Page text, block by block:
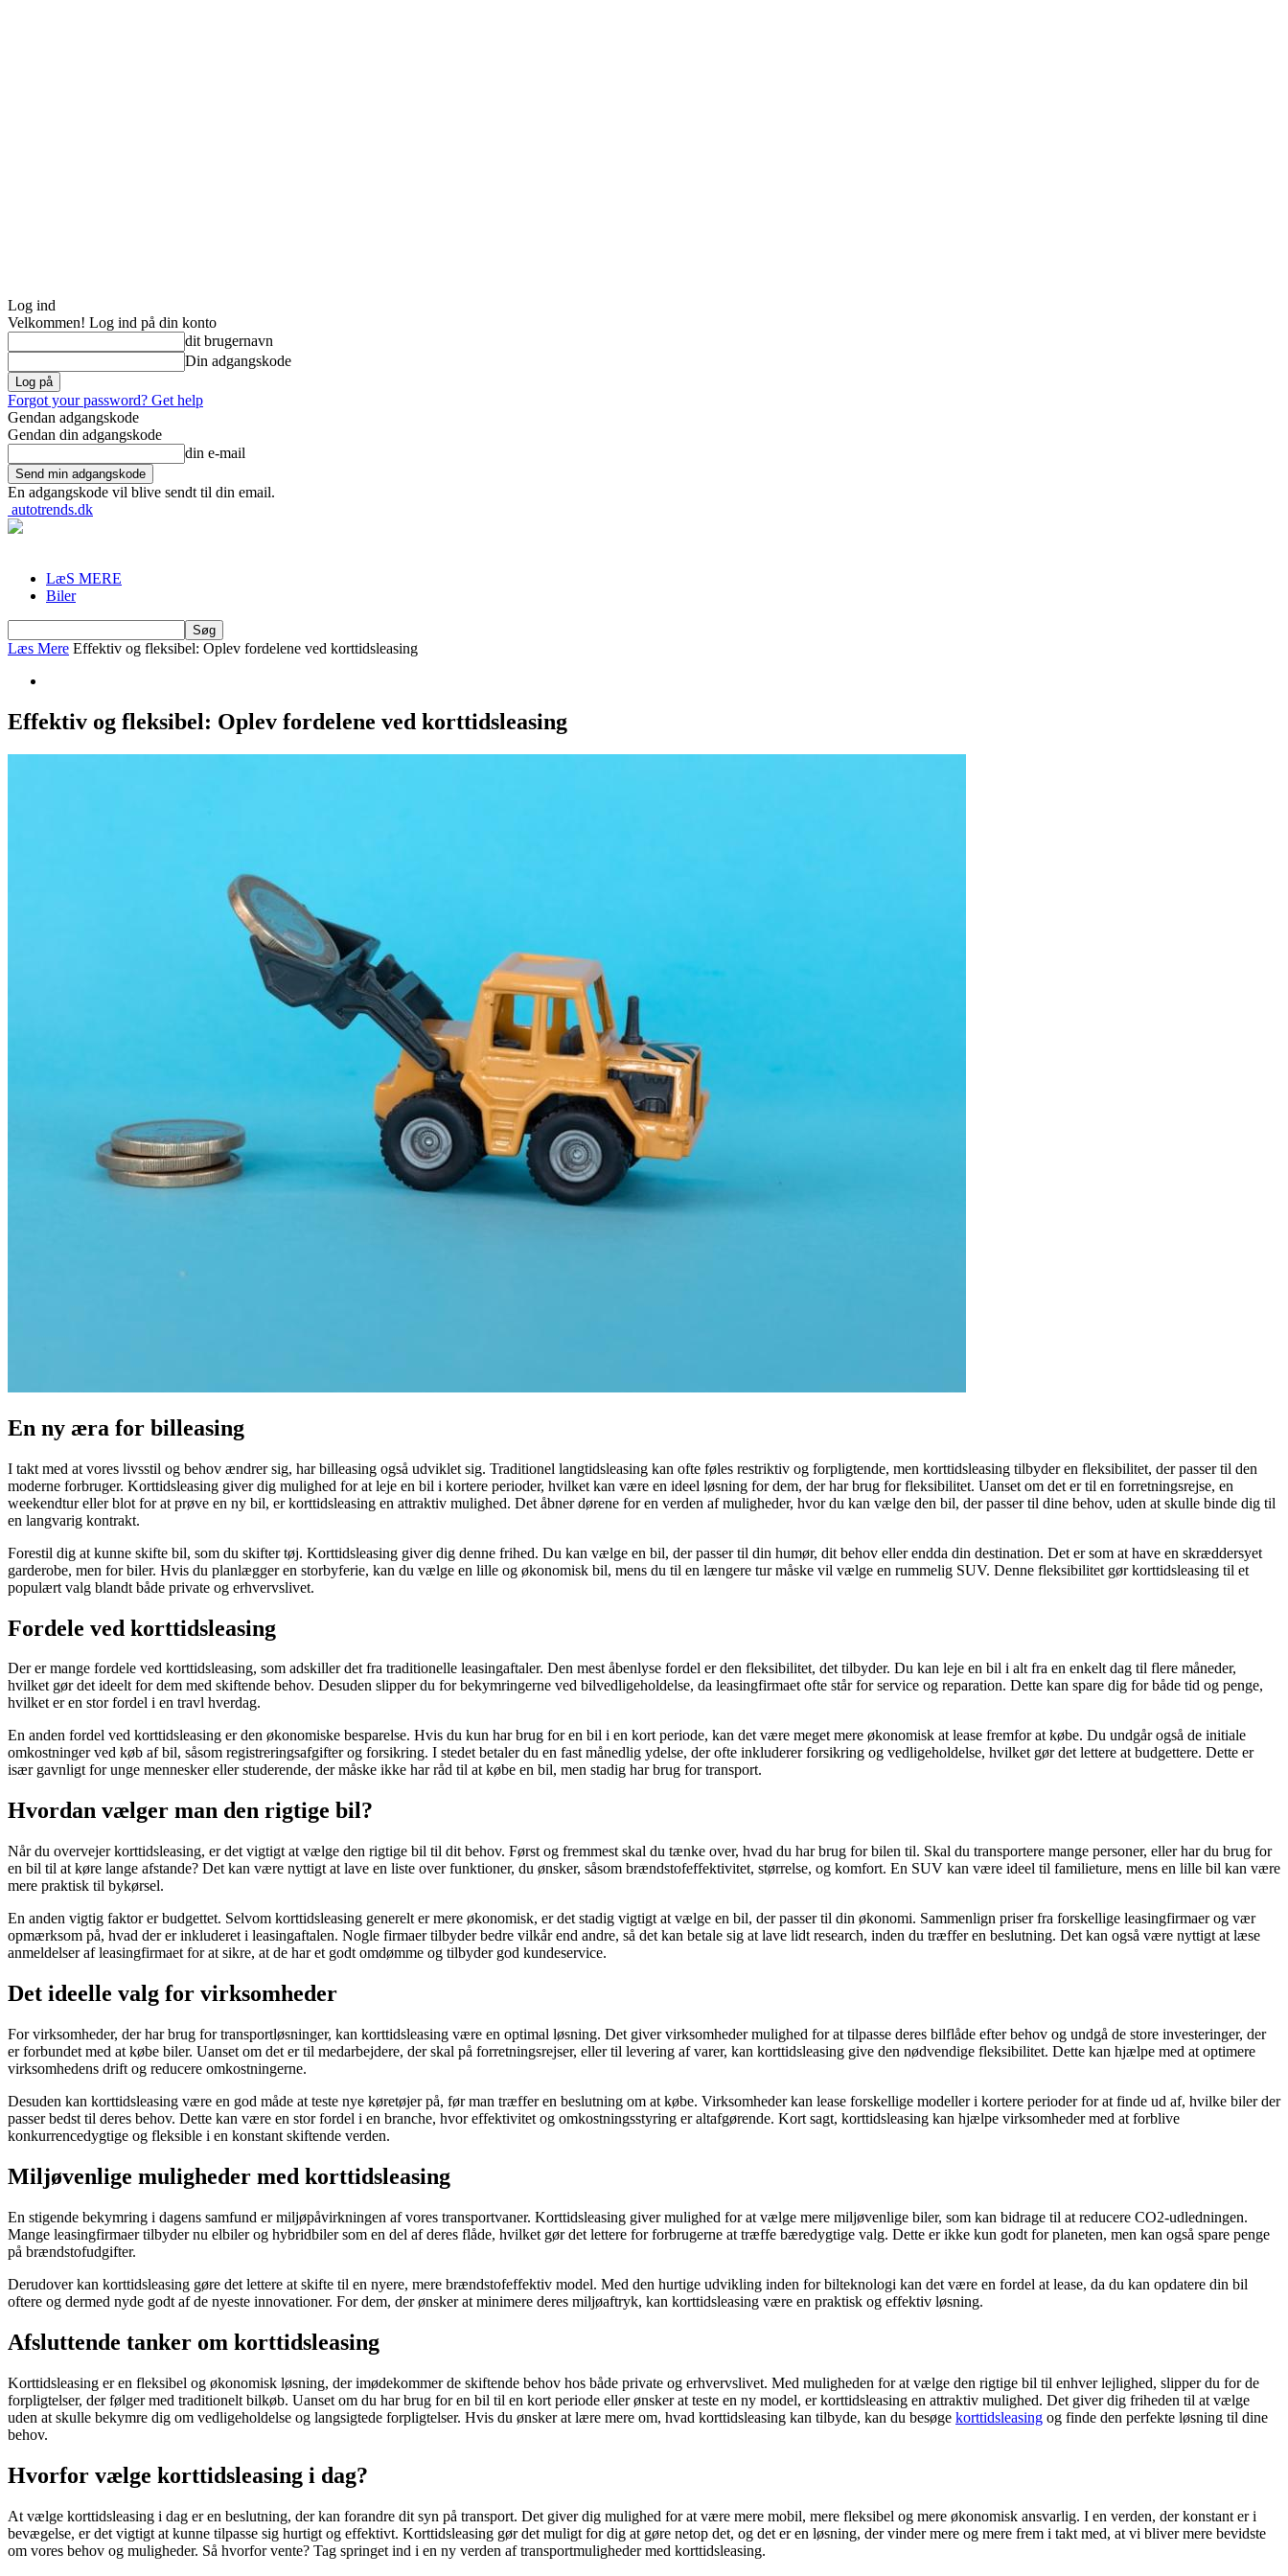
Log ind
Velkommen! Log ind på din konto
dit brugernavn
Din adgangskode
Forgot your password? Get help
Gendan adgangskode
Gendan din adgangskode
din e-mail
En adgangskode vil blive sendt til din email.
autotrends.dk
LæS MERE
Biler
Læs Mere Effektiv og fleksibel: Oplev fordelene ved korttidsleasing
Effektiv og fleksibel: Oplev fordelene ved korttidsleasing
En ny æra for billeasing
I takt med at vores livsstil og behov ændrer sig, har billeasing også udviklet sig. Traditionel langtidsleasing kan ofte føles restriktiv og forpligtende, men korttidsleasing tilbyder en fleksibilitet, der passer til den
moderne forbruger. Korttidsleasing giver dig mulighed for at leje en bil i kortere perioder, hvilket kan være en ideel løsning for dem, der har brug for fleksibilitet. Uanset om det er til en forretningsrejse, en
weekendtur eller blot for at prøve en ny bil, er korttidsleasing en attraktiv mulighed. Det åbner dørene for en verden af muligheder, hvor du kan vælge den bil, der passer til dine behov, uden at skulle binde dig til
en langvarig kontrakt.
Forestil dig at kunne skifte bil, som du skifter tøj. Korttidsleasing giver dig denne frihed. Du kan vælge en bil, der passer til din humør, dit behov eller endda din destination. Det er som at have en skræddersyet
garderobe, men for biler. Hvis du planlægger en storbyferie, kan du vælge en lille og økonomisk bil, mens du til en længere tur måske vil vælge en rummelig SUV. Denne fleksibilitet gør korttidsleasing til et
populært valg blandt både private og erhvervslivet.
Fordele ved korttidsleasing
Der er mange fordele ved korttidsleasing, som adskiller det fra traditionelle leasingaftaler. Den mest åbenlyse fordel er den fleksibilitet, det tilbyder. Du kan leje en bil i alt fra en enkelt dag til flere måneder,
hvilket gør det ideelt for dem med skiftende behov. Desuden slipper du for bekymringerne ved bilvedligeholdelse, da leasingfirmaet ofte står for service og reparation. Dette kan spare dig for både tid og penge,
hvilket er en stor fordel i en travl hverdag.
En anden fordel ved korttidsleasing er den økonomiske besparelse. Hvis du kun har brug for en bil i en kort periode, kan det være meget mere økonomisk at lease fremfor at købe. Du undgår også de initiale
omkostninger ved køb af bil, såsom registreringsafgifter og forsikring. I stedet betaler du en fast månedlig ydelse, der ofte inkluderer forsikring og vedligeholdelse, hvilket gør det lettere at budgettere. Dette er
især gavnligt for unge mennesker eller studerende, der måske ikke har råd til at købe en bil, men stadig har brug for transport.
Hvordan vælger man den rigtige bil?
Når du overvejer korttidsleasing, er det vigtigt at vælge den rigtige bil til dit behov. Først og fremmest skal du tænke over, hvad du har brug for bilen til. Skal du transportere mange personer, eller har du brug for
en bil til at køre lange afstande? Det kan være nyttigt at lave en liste over funktioner, du ønsker, såsom brændstofeffektivitet, størrelse, og komfort. En SUV kan være ideel til familieture, mens en lille bil kan være
mere praktisk til bykørsel.
En anden vigtig faktor er budgettet. Selvom korttidsleasing generelt er mere økonomisk, er det stadig vigtigt at vælge en bil, der passer til din økonomi. Sammenlign priser fra forskellige leasingfirmaer og vær
opmærksom på, hvad der er inkluderet i leasingaftalen. Nogle firmaer tilbyder bedre vilkår end andre, så det kan betale sig at lave lidt research, inden du træffer en beslutning. Det kan også være nyttigt at læse
anmeldelser af leasingfirmaet for at sikre, at de har et godt omdømme og tilbyder god kundeservice.
Det ideelle valg for virksomheder
For virksomheder, der har brug for transportløsninger, kan korttidsleasing være en optimal løsning. Det giver virksomheder mulighed for at tilpasse deres bilflåde efter behov og undgå de store investeringer, der
er forbundet med at købe biler. Uanset om det er til medarbejdere, der skal på forretningsrejser, eller til levering af varer, kan korttidsleasing give den nødvendige fleksibilitet. Dette kan hjælpe med at optimere
virksomhedens drift og reducere omkostningerne.
Desuden kan korttidsleasing være en god måde at teste nye køretøjer på, før man træffer en beslutning om at købe. Virksomheder kan lease forskellige modeller i kortere perioder for at finde ud af, hvilke biler der
passer bedst til deres behov. Dette kan være en stor fordel i en branche, hvor effektivitet og omkostningsstyring er altafgørende. Kort sagt, korttidsleasing kan hjælpe virksomheder med at forblive
konkurrencedygtige og fleksible i en konstant skiftende verden.
Miljøvenlige muligheder med korttidsleasing
En stigende bekymring i dagens samfund er miljøpåvirkningen af vores transportvaner. Korttidsleasing giver mulighed for at vælge mere miljøvenlige biler, som kan bidrage til at reducere CO2-udledningen.
Mange leasingfirmaer tilbyder nu elbiler og hybridbiler som en del af deres flåde, hvilket gør det lettere for forbrugerne at træffe bæredygtige valg. Dette er ikke kun godt for planeten, men kan også spare penge
på brændstofudgifter.
Derudover kan korttidsleasing gøre det lettere at skifte til en nyere, mere brændstofeffektiv model. Med den hurtige udvikling inden for bilteknologi kan det være en fordel at lease, da du kan opdatere din bil
oftere og dermed nyde godt af de nyeste innovationer. For dem, der ønsker at minimere deres miljøaftryk, kan korttidsleasing være en praktisk og effektiv løsning.
Afsluttende tanker om korttidsleasing
Korttidsleasing er en fleksibel og økonomisk løsning, der imødekommer de skiftende behov hos både private og erhvervslivet. Med muligheden for at vælge den rigtige bil til enhver lejlighed, slipper du for de
forpligtelser, der følger med traditionelt bilkøb. Uanset om du har brug for en bil til en kort periode eller ønsker at teste en ny model, er korttidsleasing en attraktiv mulighed. Det giver dig friheden til at vælge
uden at skulle bekymre dig om vedligeholdelse og langsigtede forpligtelser. Hvis du ønsker at lære mere om, hvad korttidsleasing kan tilbyde, kan du besøge korttidsleasing og finde den perfekte løsning til dine
behov.
Hvorfor vælge korttidsleasing i dag?
At vælge korttidsleasing i dag er en beslutning, der kan forandre dit syn på transport. Det giver dig mulighed for at være mere mobil, mere fleksibel og mere økonomisk ansvarlig. I en verden, der konstant er i
bevægelse, er det vigtigt at kunne tilpasse sig hurtigt og effektivt. Korttidsleasing gør det muligt for dig at gøre netop det, og det er en løsning, der vinder mere og mere frem i takt med, at vi bliver mere bevidste
om vores behov og muligheder. Så hvorfor vente? Tag springet ind i en ny verden af transportmuligheder med korttidsleasing.